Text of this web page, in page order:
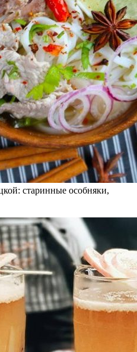
старинные особняки,